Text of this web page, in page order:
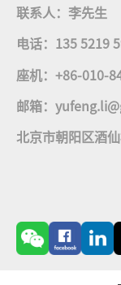
联系人：李先生
电话：135 5219
座机：+86-010-
邮箱：
北京市朝阳区酒